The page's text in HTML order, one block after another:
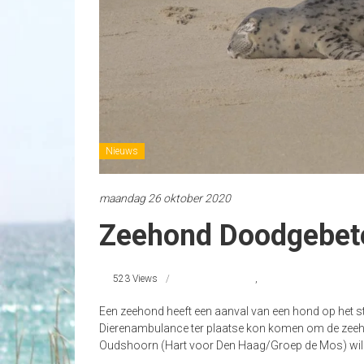
Nieuws
maandag 26 oktober 2020
Zeehond
523 Views ,
Een zeehond heeft een aanval van een hond op het
Dierenambulance ter plaatse kon komen om de
Oudshoorn (Hart voor Den Haag/Groep de Mos) wil